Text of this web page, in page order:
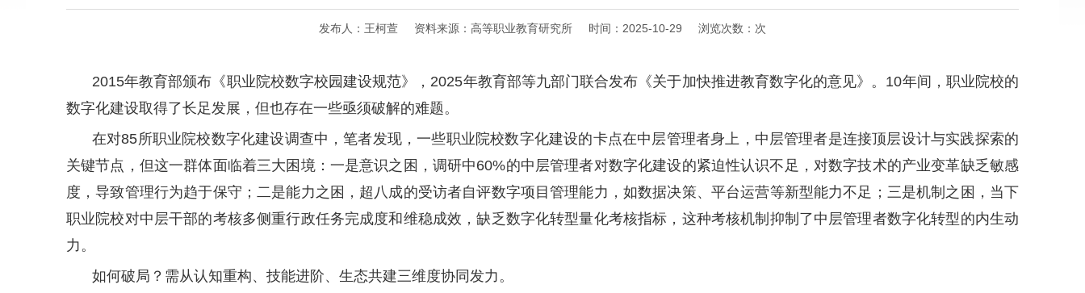
发布人：王柯萱 资料来源：高等职业教育研究所 时间：2025-10-29 浏览次数： 次
2015年教育部颁布《职业院校数字校园建设规范》，2025年教育部等九部门联合发布《关于加快推进教育数字化的意见》。10年间，职业院校的
数字化建设取得了长足发展，但也存在一些亟须破解的难题。
在对85所职业院校数字化建设调查中，笔者发现，一些职业院校数字化建设的卡点在中层管理者身上，中层管理者是连接顶层设计与实践探索的
关键节点，但这一群体面临着三大困境：一是意识之困，调研中60%的中层管理者对数字化建设的紧迫性认识不足，对数字技术的产业变革缺乏敏感
度，导致管理行为趋于保守；二是能力之困，超八成的受访者自评数字项目管理能力，如数据决策、平台运营等新型能力不足；三是机制之困，当下
职业院校对中层干部的考核多侧重行政任务完成度和维稳成效，缺乏数字化转型量化考核指标，这种考核机制抑制了中层管理者数字化转型的内生动
力。
如何破局？需从认知重构、技能进阶、生态共建三维度协同发力。